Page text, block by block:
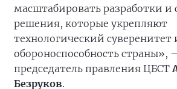
масштабировать разработки и
решения, которые укрепляют
технологический суверенитет
обороноспособность
председатель правления ЦБСТ
Безруков.